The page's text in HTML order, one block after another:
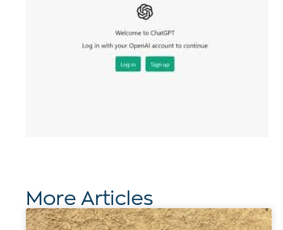
More Articles